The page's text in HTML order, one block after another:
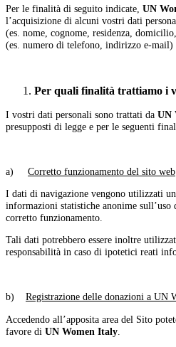
Per le finalità di seguito indicate, UN
l’acquisizione di alcuni vostri dati
(es. nome, cognome, residenza,
(es. numero di telefono, indirizzo e-mail)
Per quali finalità trattiamo i
I vostri dati personali sono trattati da UN
presupposti di legge e per le seguenti
a) Corretto funzionamento del sito web
I dati di navigazione vengono utilizzati
informazioni statistiche anonime
corretto funzionamento.
Tali dati potrebbero essere inoltre
responsabilità in caso di ipotetici reati
b) Registrazione delle donazioni a UN
Accedendo all’apposita area del Sito
favore di UN Women Italy